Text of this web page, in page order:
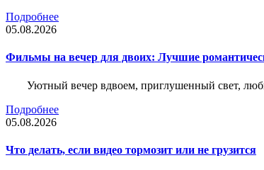
Подробнее
05.08.2026
Фильмы на вечер для двоих: Лучшие
Уютный вечер вдвоем, приглушенный свет,
Подробнее
05.08.2026
Что делать, если видео тормозит или не грузится